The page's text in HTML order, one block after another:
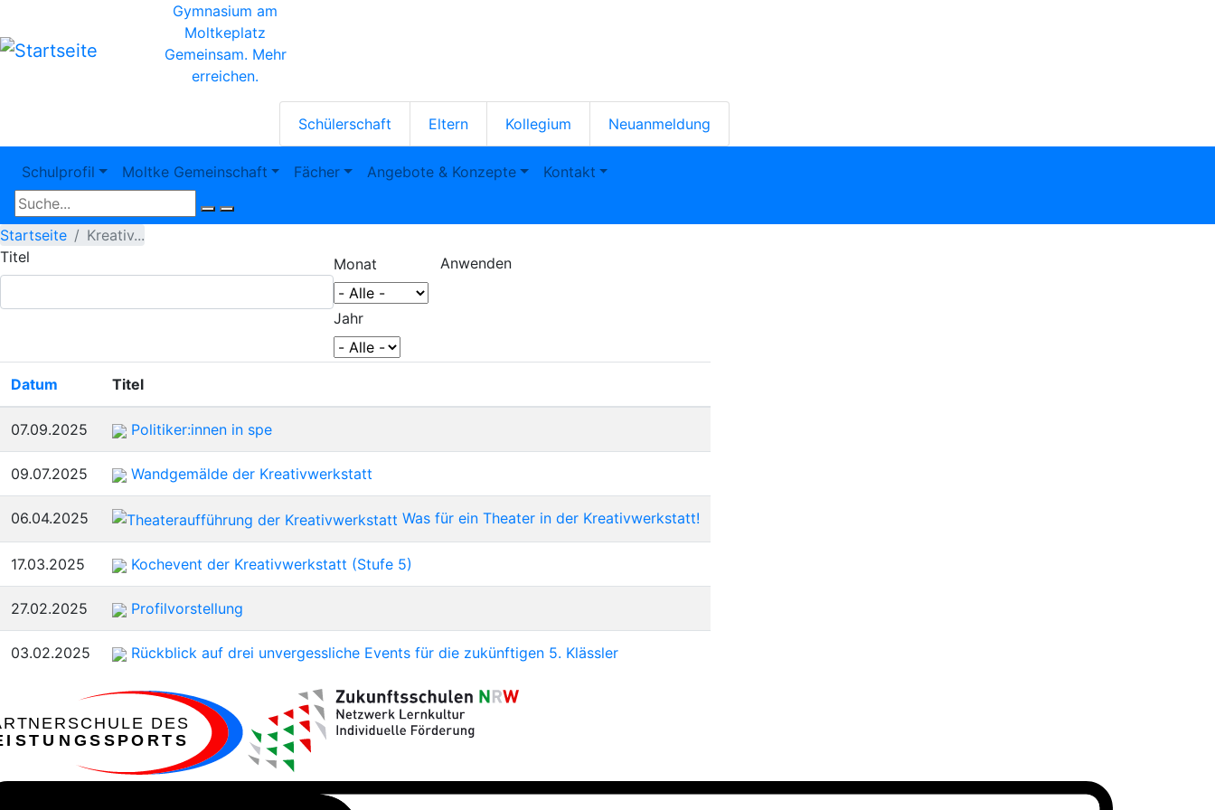
zum
Inhalt
Gymnasium am
Moltkeplatz
Gemeinsam. Mehr
erreichen.
Startseiten-
Icons
Schülerschaft Eltern Kollegium Neuanmeldung
Hauptnavigation
Schulprofil Moltke Gemeinschaft Fächer Angebote & Konzepte Kontakt
Startseite
Kreativ...
Titel
Monat
Jahr
Datum Aufsteigend
sortieren
Titel
07.09.2025 Politiker:innen in spe
09.07.2025 Wandgemälde der Kreativwerkstatt
06.04.2025 Was für ein Theater in der Kreativwerkstatt!
17.03.2025 Kochevent der Kreativwerkstatt (Stufe 5)
27.02.2025 Profilvorstellung
03.02.2025 Rückblick auf drei unvergessliche Events für die zukünftigen 5. Klässler
ARTNERSCHULE DES
EISTUNGSSPORTS